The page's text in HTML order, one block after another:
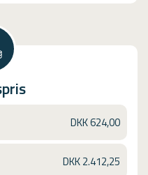
DKK 624,00
DKK 2.412,25